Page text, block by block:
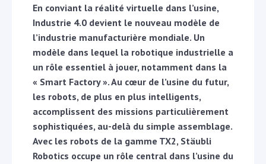
En conviant la réalité virtuelle dans l’usine,
Industrie 4.0 devient le nouveau modèle de
l’industrie manufacturière mondiale. Un
modèle dans lequel la robotique industrielle a
un rôle essentiel à jouer, notamment dans la
« Smart Factory ». Au cœur de l’usine du futur,
les robots, de plus en plus intelligents,
accomplissent des missions particulièrement
sophistiquées, au-delà du simple assemblage.
Avec les robots de la gamme TX2, Stäubli
Robotics occupe un rôle central dans l’usine du